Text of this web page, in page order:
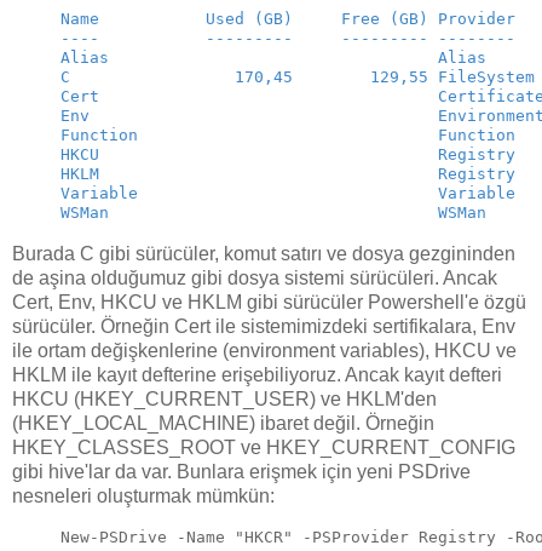
Name           Used (GB)     Free (GB) Provider
----           ---------     --------- --------
Alias                                  Alias
C                 170,45        129,55
Cert
Env
Function                               Function
HKCU                                   Registry
HKLM                                   Registry
Variable                               Variable
WSMan                                  WSMan
Burada C gibi sürücüler, komut satırı ve dosya gezgininden
de aşina olduğumuz gibi dosya sistemi sürücüleri. Ancak
Cert, Env, HKCU ve HKLM gibi sürücüler Powershell'e özgü
sürücüler. Örneğin Cert ile sistemimizdeki sertifikalara, Env
ile ortam değişkenlerine (environment variables), HKCU ve
HKLM ile kayıt defterine erişebiliyoruz. Ancak kayıt defteri
HKCU (HKEY_CURRENT_USER) ve HKLM'den
(HKEY_LOCAL_MACHINE) ibaret değil. Örneğin
HKEY_CLASSES_ROOT ve HKEY_CURRENT_CONFIG
gibi hive'lar da var. Bunlara erişmek için yeni PSDrive
nesneleri oluşturmak mümkün:
New-PSDrive -Name "HKCR" -PSProvider Registry -Root